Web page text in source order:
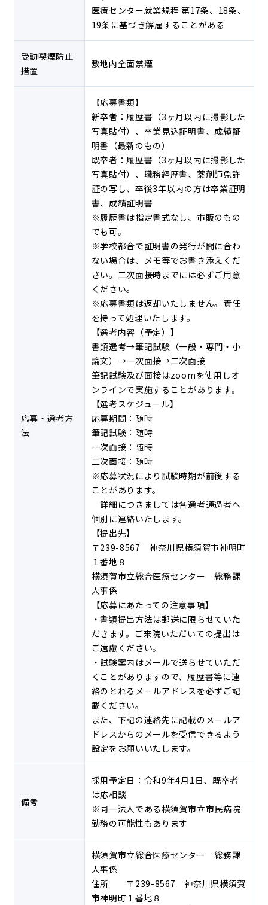
医療センター就業規程 第17条、18条、
19条に基づき解雇することがある
受動喫煙防止
措置
敷地内全面禁煙
応募・選考方
法
【応募書類】
新卒者：履歴書（3ヶ月以内に撮影した
写真貼付）、卒業見込証明書、成績証
明書（最新のもの）
既卒者：履歴書（3ヶ月以内に撮影した
写真貼付）、職務経歴書、薬剤師免許
証の写し、卒後3年以内の方は卒業証明
書、成績証明書
※履歴書は指定書式なし、市販のもの
でも可。
※学校都合で証明書の発行が間に合わ
ない場合は、メモ等でお書き添えくだ
さい。二次面接時までには必ずご用意
ください。
※応募書類は返却いたしません。責任
を持って処理いたします。
【選考内容（予定）】
書類選考→筆記試験（一般・専門・小
論文）→一次面接→二次面接
筆記試験及び面接はzoomを使用しオ
ンラインで実施することがあります。
【選考スケジュール】
応募期間：随時
筆記試験：随時
一次面接：随時
二次面接：随時
※応募状況により試験時期が前後する
ことがあります。
詳細につきましては各選考通過者へ
個別に連絡いたします。
【提出先】
〒239-8567 神奈川県横須賀市神明町
１番地８
横須賀市立総合医療センター 総務課
人事係
【応募にあたっての注意事項】
・書類提出方法は郵送に限らせていた
だきます。ご来院いただいての提出は
ご遠慮ください。
・試験案内はメールで送らせていただ
くことがありますので、履歴書等に連
絡のとれるメールアドレスを必ずご記
載ください。
また、下記の連絡先に記載のメールア
ドレスからのメールを受信できるよう
設定をお願いいたします。
備考
採用予定日：令和9年4月1日、既卒者
は応相談
※同一法人である横須賀市立市民病院
勤務の可能性もあります
横須賀市立総合医療センター 総務課
人事係
住所 〒239-8567 神奈川県横須賀
市神明町１番地８